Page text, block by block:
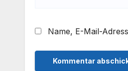
Name, E-Mail-